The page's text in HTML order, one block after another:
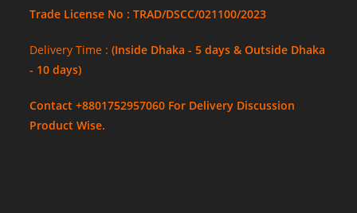
Trade License No : TRAD/DSCC/021100/2023
Delivery Time :(Inside Dhaka - 5 days & Outside Dhaka
- 10 days)
Contact +8801752957060 For Delivery Discussion
Product Wise.